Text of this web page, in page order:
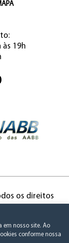
às 19h
os direitos
em nosso site. Ao
conforme nossa